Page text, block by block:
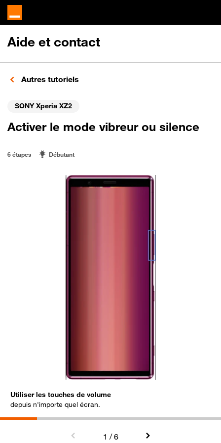
Aide et contact
Autres tutoriels
SONY Xperia XZ2
Activer le mode vibreur ou silence
6 étapes Débutant
Utiliser les touches de volume
depuis n'importe quel écran.
1 / 6